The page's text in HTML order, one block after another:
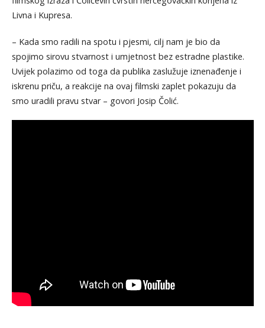
Livna i Kupresa.
– Kada smo radili na spotu i pjesmi, cilj nam je bio da
spojimo sirovu stvarnost i umjetnost bez estradne plastike.
Uvijek polazimo od toga da publika zaslužuje iznenađenje i
iskrenu priču, a reakcije na ovaj filmski zaplet pokazuju da
smo uradili pravu stvar – govori Josip Čolić.